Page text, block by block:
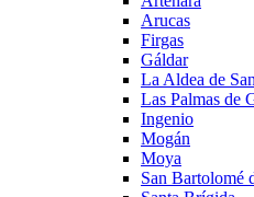
Arucas
Firgas
Gáldar
La Aldea de
Las Palmas de
Ingenio
Mogán
Moya
San Bartolomé